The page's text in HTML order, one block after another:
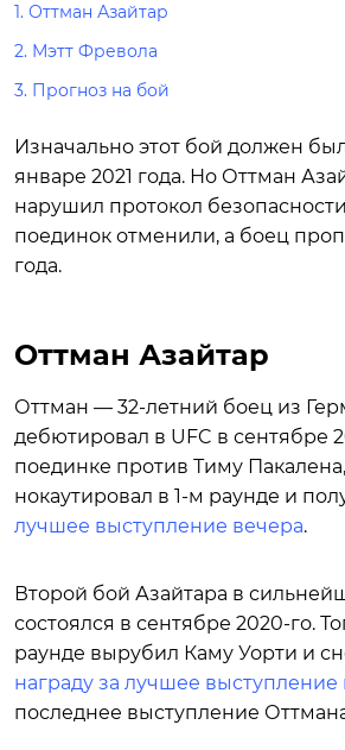
1. Оттман Азайтар
2. Мэтт Фревола
3. Прогноз на бой
Изначально этот бой должен
январе 2021 года. Но Оттман
нарушил протокол
поединок отменили, а боец
года.
Оттман Азайтар
Оттман — 32-летний боец из
дебютировал в UFC в сентябре
поединке против Тиму
нокаутировал в 1-м раунде и
лучшее выступление вечера.
Второй бой Азайтара в
состоялся в сентябре 2020-го.
раунде вырубил Каму Уорти и
награду за лучшее выступление
последнее выступление